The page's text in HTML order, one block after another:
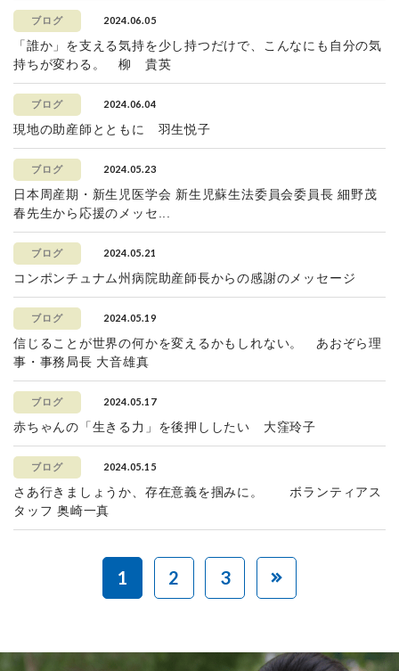
ブログ 2024.06.05
「誰か」を支える気持を少し持つだけで、こんなにも自分の気
持ちが変わる。 柳 貴英
ブログ 2024.06.04
現地の助産師とともに 羽生悦子
ブログ 2024.05.23
日本周産期・新生児医学会 新生児蘇生法委員会委員長 細野茂
春先生から応援のメッセ...
ブログ 2024.05.21
コンポンチュナム州病院助産師長からの感謝のメッセージ
ブログ 2024.05.19
信じることが世界の何かを変えるかもしれない。 あおぞら理
事・事務局長 大音雄真
ブログ 2024.05.17
赤ちゃんの「生きる力」を後押ししたい 大窪玲子
ブログ 2024.05.15
さあ行きましょうか、存在意義を掴みに。 ボランティアス
タッフ 奥崎一真
1 2 3